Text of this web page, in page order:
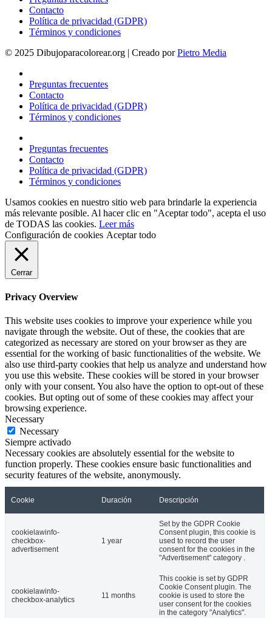
Contacto
Política de privacidad (GDPR)
Términos y condiciones
© 2025 Dibujoparacolorear.org | Creado porPietro Media
Preguntas frecuentes
Contacto
Política de privacidad (GDPR)
Términos y condiciones
Preguntas frecuentes
Contacto
Política de privacidad (GDPR)
Términos y condiciones
Usamos cookies en nuestro sitio web para brindarle la experiencia
más relevante posible. Al hacer clic en "Aceptar todo", acepta el uso
de TODAS las cookies. Leer más
Configuración de cookies Aceptar todo
Cerrar
Privacy Overview
This website uses cookies to improve your experience while you
navigate through the website. Out of these, the cookies that are
categorized as necessary are stored on your browser as they are
essential for the working of basic functionalities of the website. We
also use third-party cookies that help us analyze and understand how
you use this website. These cookies will be stored in your browser
only with your consent. You also have the option to opt-out of these
cookies. But opting out of some of these cookies may affect your
browsing experience.
Necessary
Necessary
Siempre activado
Necessary cookies are absolutely essential for the website to
function properly. These cookies ensure basic functionalities and
security features of the website, anonymously.
Cookie Duración Descripción
cookielawinfo-
checkbox-
advertisement
1 year
Set by the GDPR Cookie
Consent plugin, this cookie is
used to record the user
consent for the cookies in the
"Advertisement" category .
cookielawinfo-
checkbox-analytics
11 months
This cookie is set by GDPR
Cookie Consent plugin. The
cookie is used to store the
user consent for the cookies
in the category "Analytics".